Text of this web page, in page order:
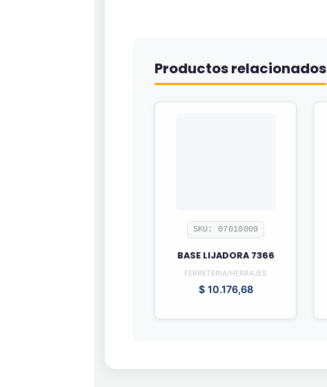
Productos relacionados
SKU: 07010009
BASE LIJADORA 7366
FERRETERIA/HERRAJES
$10.176,68